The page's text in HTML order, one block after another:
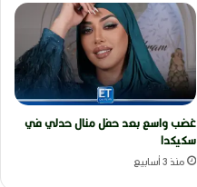
غضب واسع بعد حفل منال حدلي في
سكيكدا
منذ 3 أسابيع